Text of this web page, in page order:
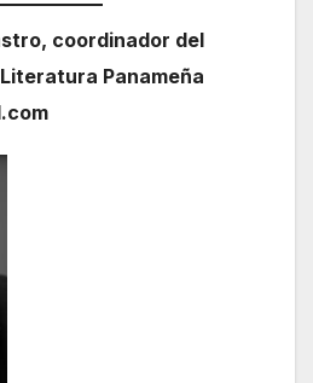
coordinador del
Panameña